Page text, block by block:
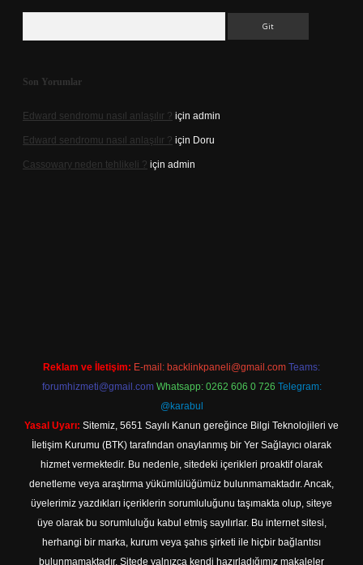
Son Yorumlar
Edward sendromu nasıl anlaşılır ? için admin
Edward sendromu nasıl anlaşılır ? için Doru
Cassowary neden tehlikeli ? için admin
Reklam ve İletişim: E-mail: backlinkpaneli@gmail.com Teams:
forumhizmeti@gmail.com Whatsapp: 0262 606 0 726 Telegram:
@karabul
Yasal Uyarı: Sitemiz, 5651 Sayılı Kanun gereğince Bilgi Teknolojileri ve
İletişim Kurumu (BTK) tarafından onaylanmış bir Yer Sağlayıcı olarak
hizmet vermektedir. Bu nedenle, sitedeki içerikleri proaktif olarak
denetleme veya araştırma yükümlülüğümüz bulunmamaktadır. Ancak,
üyelerimiz yazdıkları içeriklerin sorumluluğunu taşımakta olup, siteye
üye olarak bu sorumluluğu kabul etmiş sayılırlar. Bu internet sitesi,
herhangi bir marka, kurum veya şahıs şirketi ile hiçbir bağlantısı
bulunmamaktadır. Sitede yalnızca kendi hazırladığımız makaleler